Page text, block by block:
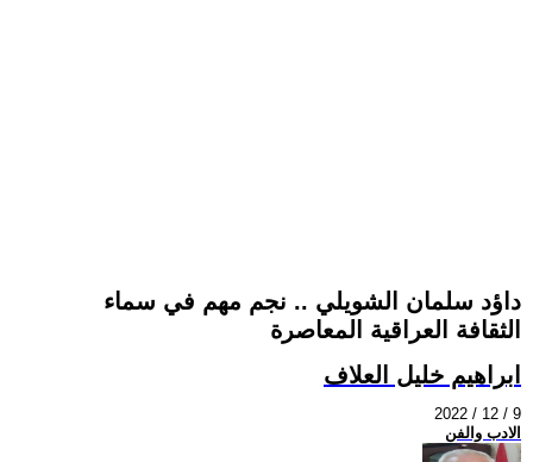
داؤد سلمان الشويلي .. نجم مهم في سماء
الثقافة العراقية المعاصرة
ابراهيم خليل العلاف
2022 / 12 / 9
الادب والفن